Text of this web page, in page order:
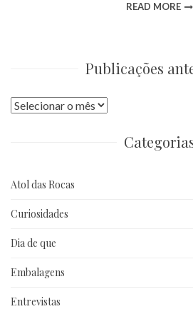
READ MORE
Publicações
Publicações
Atol das Rocas
Curiosidades
Dia de que
Embalagens
Entrevistas